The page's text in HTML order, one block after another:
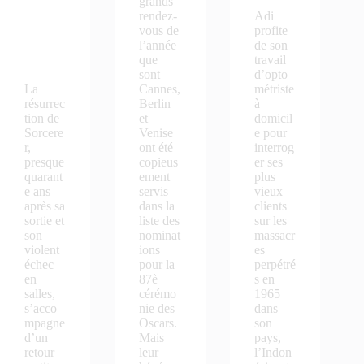
La
résurrec
tion de
Sorcere
r,
presque
quarant
e ans
après sa
sortie et
son
violent
échec
en
salles,
s’acco
mpagne
d’un
retour
rendez-
vous de
l’année
que
sont
Cannes,
Berlin
et
Venise
ont été
copieus
ement
servis
dans la
liste des
nominat
ions
pour la
87è
cérémo
nie des
Oscars.
Mais
leur
Adi
profite
de son
travail
d’opto
métriste
à
domicil
e pour
interrog
er ses
plus
vieux
clients
sur les
massacr
es
perpétré
s en
1965
dans
son
pays,
l’Indon